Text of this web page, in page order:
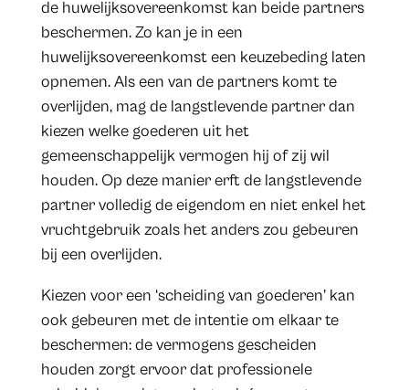
de huwelijksovereenkomst kan beide partners
beschermen. Zo kan je in een
huwelijksovereenkomst een keuzebeding laten
opnemen. Als een van de partners komt te
overlijden, mag de langstlevende partner dan
kiezen welke goederen uit het
gemeenschappelijk vermogen hij of zij wil
houden. Op deze manier erft de langstlevende
partner volledig de eigendom en niet enkel het
vruchtgebruik zoals het anders zou gebeuren
bij een overlijden.
Kiezen voor een ‘scheiding van goederen’ kan
ook gebeuren met de intentie om elkaar te
beschermen: de vermogens gescheiden
houden zorgt ervoor dat professionele